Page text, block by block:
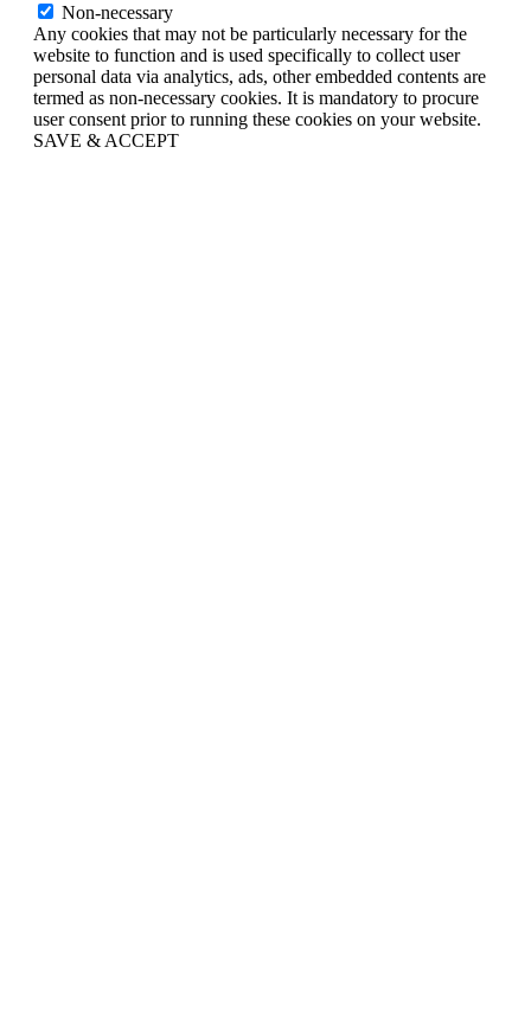
Non-necessary
Any cookies that may not be particularly necessary for the
website to function and is used specifically to collect user
personal data via analytics, ads, other embedded contents are
termed as non-necessary cookies. It is mandatory to procure
user consent prior to running these cookies on your website.
SAVE & ACCEPT